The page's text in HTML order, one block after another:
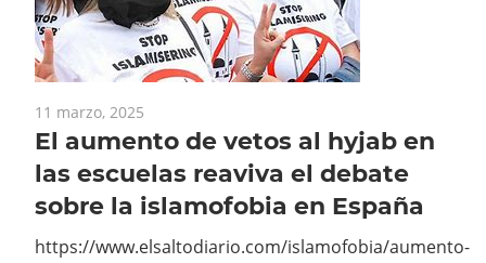
11 marzo, 2025
El aumento de vetos al hyjab en
las escuelas reaviva el debate
sobre la islamofobia en España
https://www.elsaltodiario.com/islamofobia/aumento-